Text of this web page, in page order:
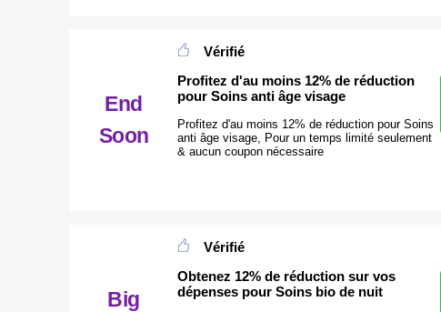
End
Soon
Vérifié
Profitez d'au moins 12% de réduction
pour Soins anti âge visage
Profitez d'au moins 12% de réduction pour Soins
anti âge visage, Pour un temps limité seulement
& aucun coupon nécessaire
Big
Vérifié
Obtenez 12% de réduction sur vos
dépenses pour Soins bio de nuit